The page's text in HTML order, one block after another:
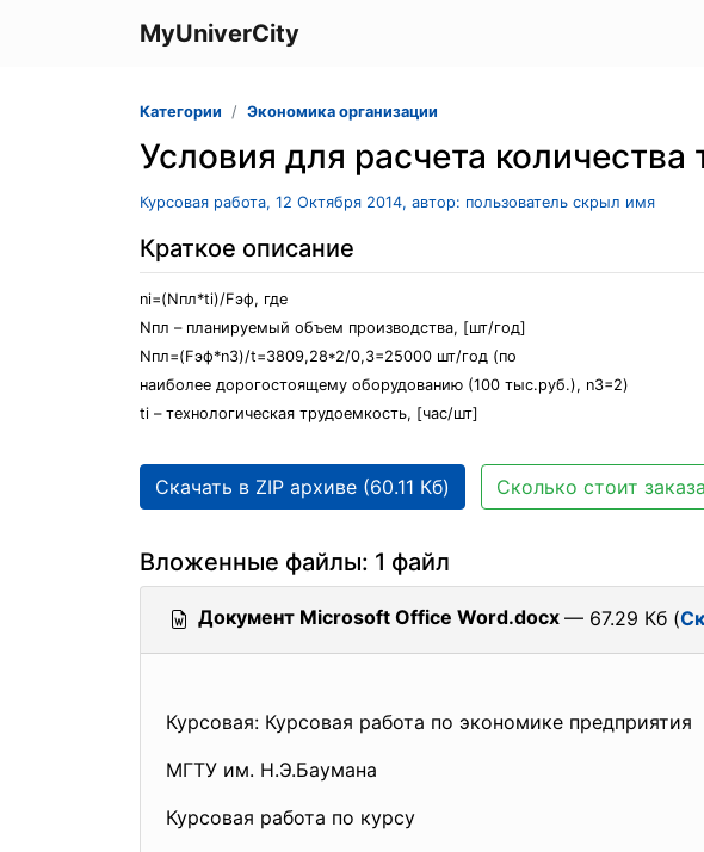
MyUniverCity
Категории Экономика организации
Условия для расчета количества
Курсовая работа, 12 Октября 2014, автор: пользователь скрыл имя
Краткое описание
ni=(Nпл*ti)/Fэф, где
Nпл – планируемый объем производства, [шт/год]
Nпл=(Fэф*n3)/t=3809,28*2/0,3=25000 шт/год (по
наиболее дорогостоящему оборудованию (100 тыс.руб.), n3=2)
ti – технологическая трудоемкость, [час/шт]
Скачать в ZIP архиве (60.11 Кб) Сколько стоит
Вложенные файлы: 1 файл
Документ Microsoft Office Word.docx — 67.29 Кб (
Курсовая: Курсовая работа по экономике предприятия
МГТУ им. Н.Э.Баумана
Курсовая работа по курсу